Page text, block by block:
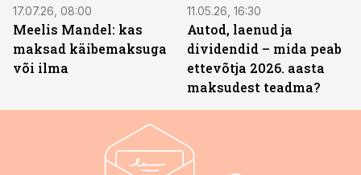
17.07.26, 08:00
Meelis Mandel: kas
maksad käibemaksuga
või ilma
11.05.26, 16:30
Autod, laenud ja
dividendid – mida peab
ettevõtja 2026. aasta
maksudest teadma?